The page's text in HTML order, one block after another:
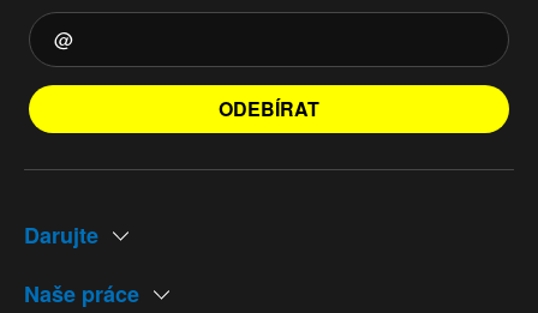
ODEBÍRAT
Darujte
Naše práce